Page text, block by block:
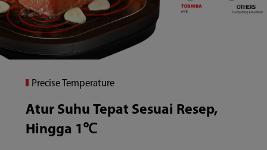
Precise Temperature
Atur Suhu Tepat Sesuai Resep,
Hingga 1℃